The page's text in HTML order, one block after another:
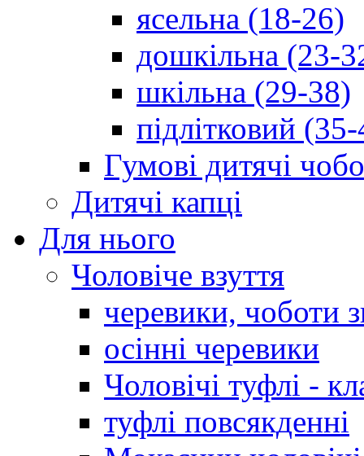
ясельна (18-26)
дошкільна (23-
шкільна (29-38)
підлітковий
Гумові дитячі
Дитячі капці
Для нього
Чоловіче взуття
черевики, чоботи
осінні черевики
Чоловічі туфлі -
туфлі повсякденні